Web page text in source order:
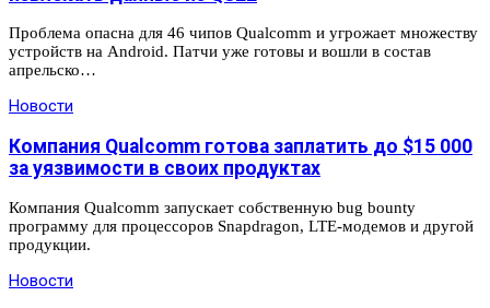
Проблема опасна для 46 чипов Qualcomm и угрожает множеству
устройств на Android. Патчи уже готовы и вошли в состав
апрельско…
Новости
Компания Qualcomm готова заплатить до $15 000
за уязвимости в своих продуктах
Компания Qualcomm запускает собственную bug bounty
программу для процессоров Snapdragon, LTE-модемов и другой
продукции.
Новости